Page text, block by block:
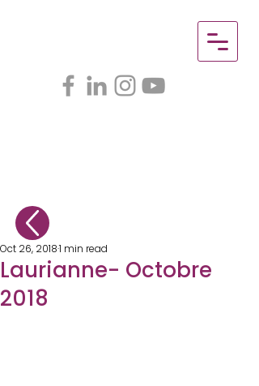
Laurianne- Octobre
2018
Oct 26, 20181 min read